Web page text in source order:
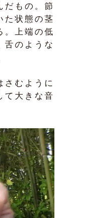
だもの。節
た状態の茎
。上端の低
舌のような
さむように
て大きな音